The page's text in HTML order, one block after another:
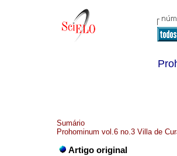
Sumário
Prohominum vol.6 no.3 Villa de
Artigo original